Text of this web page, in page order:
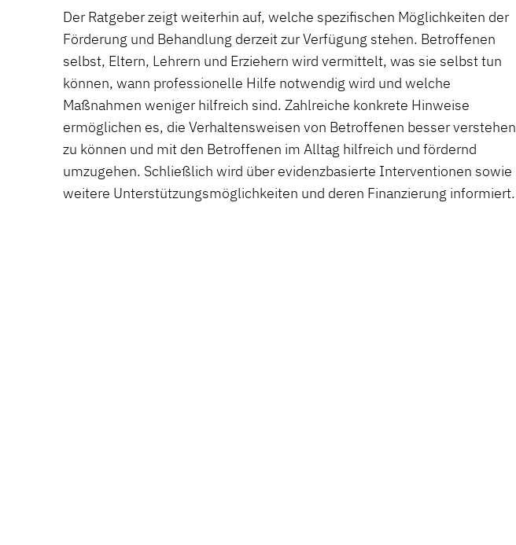
Der Ratgeber zeigt weiterhin auf, welche spezifischen Möglichkeiten der
Förderung und Behandlung derzeit zur Verfügung stehen. Betroffenen
selbst, Eltern, Lehrern und Erziehern wird vermittelt, was sie selbst tun
können, wann professionelle Hilfe notwendig wird und welche
Maßnahmen weniger hilfreich sind. Zahlreiche konkrete Hinweise
ermöglichen es, die Verhaltensweisen von Betroffenen besser verstehen
zu können und mit den Betroffenen im Alltag hilfreich und fördernd
umzugehen. Schließlich wird über evidenzbasierte Interventionen sowie
weitere Unterstützungsmöglichkeiten und deren Finanzierung informiert.